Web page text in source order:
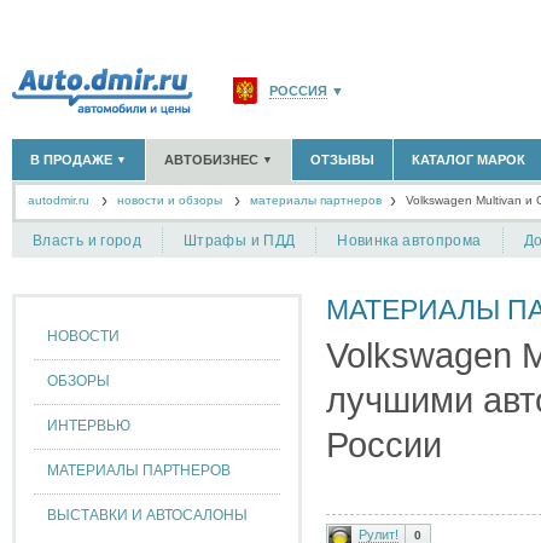
РОССИЯ ▼
САНКТ-ПЕТЕРБУРГ И ОБЛАСТЬ(14298)
КРАСНОДАРСКИЙ КРАЙ(5619)
КРЫМ РЕСПУБЛИКА(412)
СПИСОК ВСЕХ РЕГИОНОВ
В ПРОДАЖЕ ▼
НОВЫЕ АВТОМОБИЛИ(30122)
АВТОМОБИЛИ С ПРОБЕГОМ
АВТОБИЗНЕС ▼
ОФИЦИАЛЬНЫЕ ДИЛЕРЫ(1347)
ТАКСИ(278)
+ ДОБАВИТЬ КОМПАНИЮ
ОТЗЫВЫ КАТАЛОГ МАРОК
autodmir.ru новости и обзоры материалы партнеров Volkswagen Multivan и
Власть и город Штрафы и ПДД Новинка автопрома
НОВОСТИ
ОБЗОРЫ
ИНТЕРВЬЮ
МАТЕРИАЛЫ ПАРТНЕРОВ
ВЫСТАВКИ И АВТОСАЛОНЫ
МАТЕРИАЛЫ
Volkswagen
лучшими
России
Рулит! 0